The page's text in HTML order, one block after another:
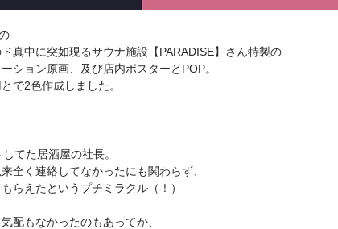
真中に突如現るサウナ施設【PARADISE】さん特製の
ション原画、及び店内ポスターとPOP。
で2色作成しました。
てた居酒屋の社長。
全く連絡してなかったにも関わらず、
らえたというプチミラクル（！）
配もなかったのもあってか、